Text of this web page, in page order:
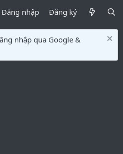
Đăng nhập Đăng ký
nhập qua Google &